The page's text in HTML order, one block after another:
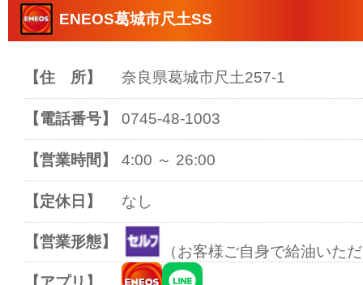
ENEOS葛城市尺土SS
【住 所】 奈良県葛城市尺土257-1
【電話番号】 0745-48-1003
【営業時間】 4:00 ～ 26:00
【定休日】 なし
【営業形態】
（お客様ご自身で給油いた